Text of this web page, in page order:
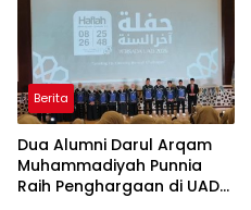
Berita
Dua Alumni Darul Arqam
Muhammadiyah Punnia
Raih Penghargaan di UAD